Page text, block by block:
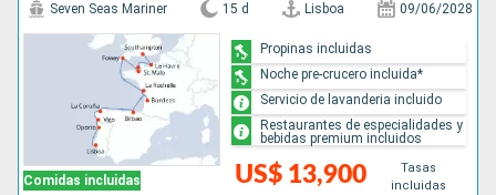
Comidas incluidas
Seven Seas Mariner 15 d Lisboa 09/06/2028
US$ 13,900
Tasas
incluidas
Propinas incluidas
Noche pre-crucero incluida*
Servicio de lavanderia incluido
Restaurantes de especialidades y
bebidas premium incluidos